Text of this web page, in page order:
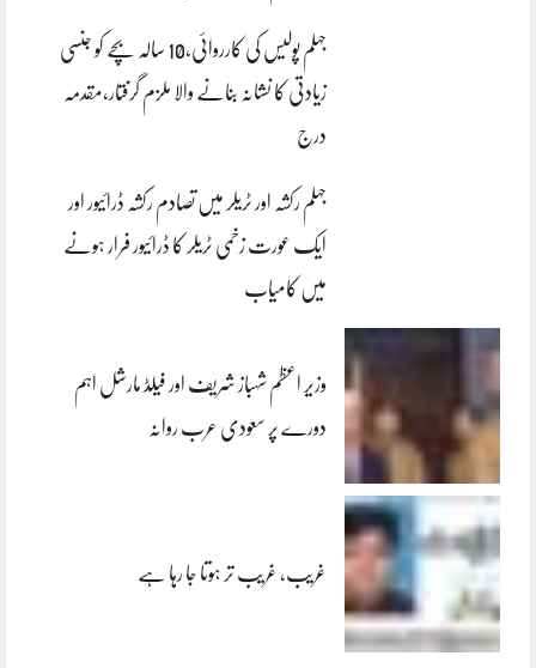
جہلم پولیس کی کارروائی،10 سالہ بچے کو جنسی
زیادتی کا نشانہ بنانے والا ملزم گرفتار،مقدمہ
درج
جہلم رکشہ اور ٹریلر میں تصادم رکشہ ڈرائیور اور
ایک عورت زخمی ٹریلر کا ڈرائیور فرار ہونے
میں کامیاب
وزیر اعظم شہباز شریف اور فیلڈ مارشل اہم
دورے پر سعودی عرب روانہ
غریب، غریب تر ہوتا جا رہا ہے